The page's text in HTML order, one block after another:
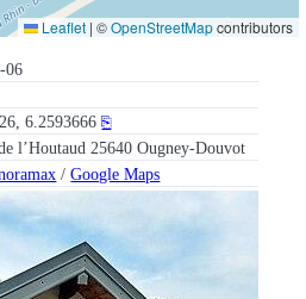
06
6.2593666 ⎘
l’Houtaud 25640 Ougney-Douvot
/Google Maps
Leaflet | ©OpenStreetMapcontributors